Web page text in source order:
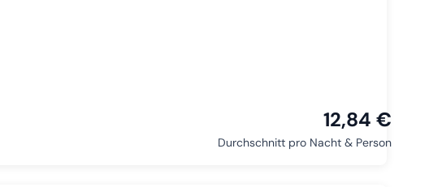
12,84 €
Durchschnitt pro Nacht & Person